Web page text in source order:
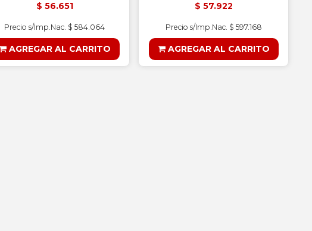
$ 56.651
Precio s/Imp.Nac. $ 584.064
AGREGAR AL CARRITO
$ 57.922
Precio s/Imp.Nac. $ 597.168
AGREGAR AL CARRITO